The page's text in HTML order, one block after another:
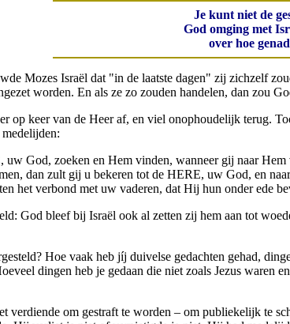
Je kunt niet de
God omging met
over hoe
Mozes Israël dat "in de laatste dagen" zij zichzelf
worden. En als ze zo zouden handelen, dan zou
op keer van de Heer af, en viel onophoudelijk terug.
God, zoeken en Hem vinden, wanneer gij naar
dan zult gij u bekeren tot de HERE, uw God, en
het verbond met uw vaderen, dat Hij hun onder ede
God bleef bij Israël ook al zetten zij hem aan tot
Hoe vaak heb jíj duivelse gedachten gehad,
dingen heb je gedaan die niet zoals Jezus waren
verdiende om gestraft te worden – om publiekelijk te